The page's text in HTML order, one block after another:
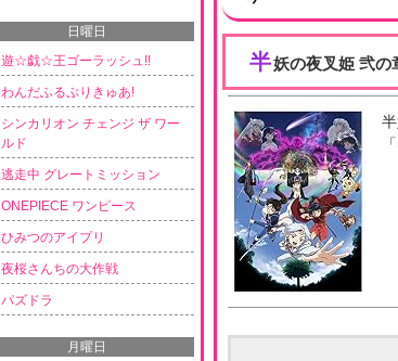
半妖の夜叉姫 弐の
「
日曜日
遊☆戯☆王ゴーラッシュ!!
わんだふるぷりきゅあ!
シンカリオン チェンジ ザ ワー
ルド
逃走中 グレートミッション
ONEPIECE ワンピース
ひみつのアイプリ
夜桜さんちの大作戦
パズドラ
月曜日